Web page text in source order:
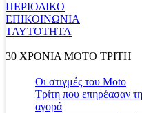
ΠΕΡΙΟΔΙΚΟ
ΕΠΙΚΟΙΝΩΝΙΑ
ΤΑΥΤΟΤΗΤΑ
30 ΧΡΟΝΙΑ MOTO ΤΡΙΤΗ
Οι στιγμές του Moto
Τρίτη που επηρέασαν
αγορά